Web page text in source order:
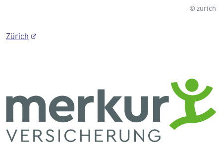
© zurich
Zürich